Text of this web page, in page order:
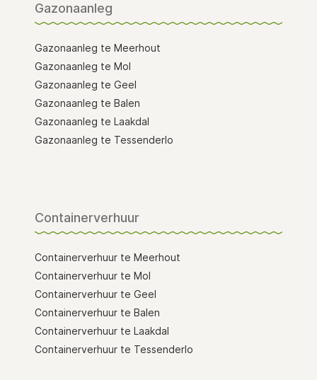
Gazonaanleg
Gazonaanleg te Meerhout
Gazonaanleg te Mol
Gazonaanleg te Geel
Gazonaanleg te Balen
Gazonaanleg te Laakdal
Gazonaanleg te Tessenderlo
Containerverhuur
Containerverhuur te Meerhout
Containerverhuur te Mol
Containerverhuur te Geel
Containerverhuur te Balen
Containerverhuur te Laakdal
Containerverhuur te Tessenderlo